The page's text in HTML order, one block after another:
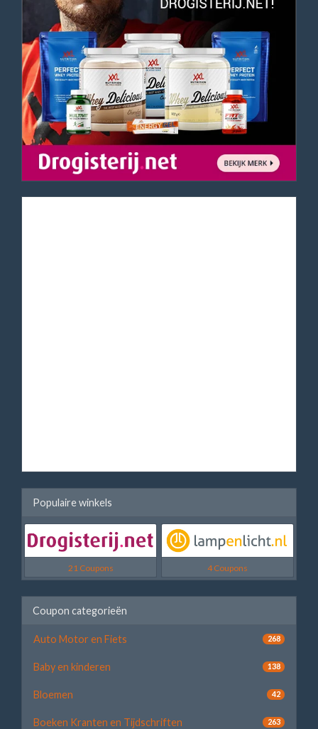
Populaire winkels
21 Coupons 4 Coupons
Coupon categorieën
Auto Motor en Fiets 268
Baby en kinderen 138
Bloemen 42
Boeken Kranten en Tijdschriften 263